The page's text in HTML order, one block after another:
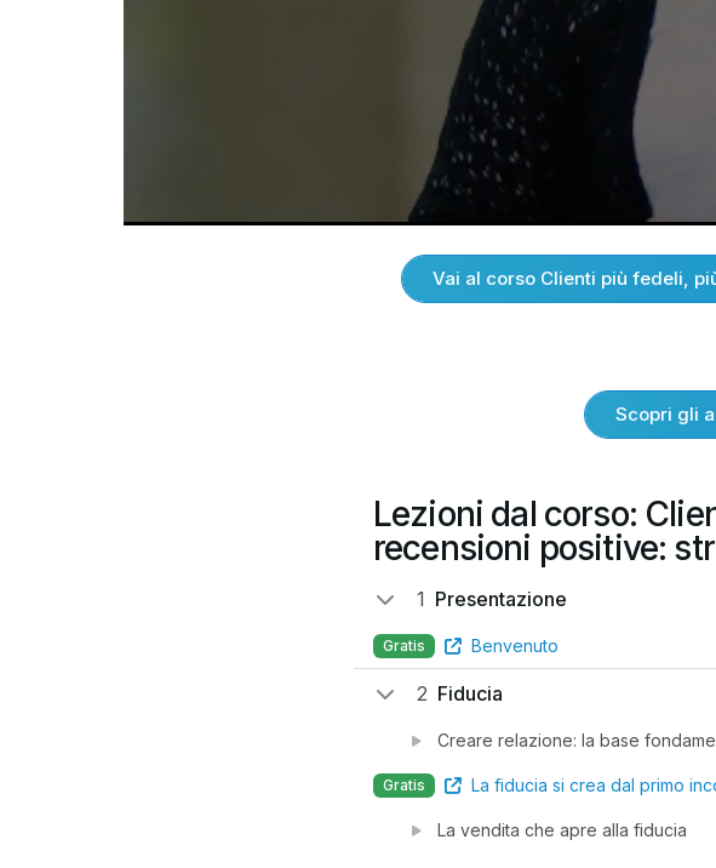
Vai al corso Clienti più fedeli,
Scopri gli
Lezioni dal corso:
recensioni positive:
1 Presentazione
Gratis Benvenuto
2 Fiducia
Creare relazione: la base
Gratis La fiducia si crea dal primo
La vendita che apre alla fiducia